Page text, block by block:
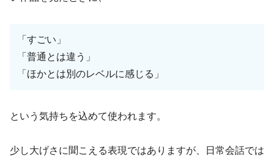
「すごい」
「普通とは違う」
「ほかとは別のレベルに感じる」
という気持ちを込めて使われます。
少し大げさに聞こえる表現ではありますが、日常会話では